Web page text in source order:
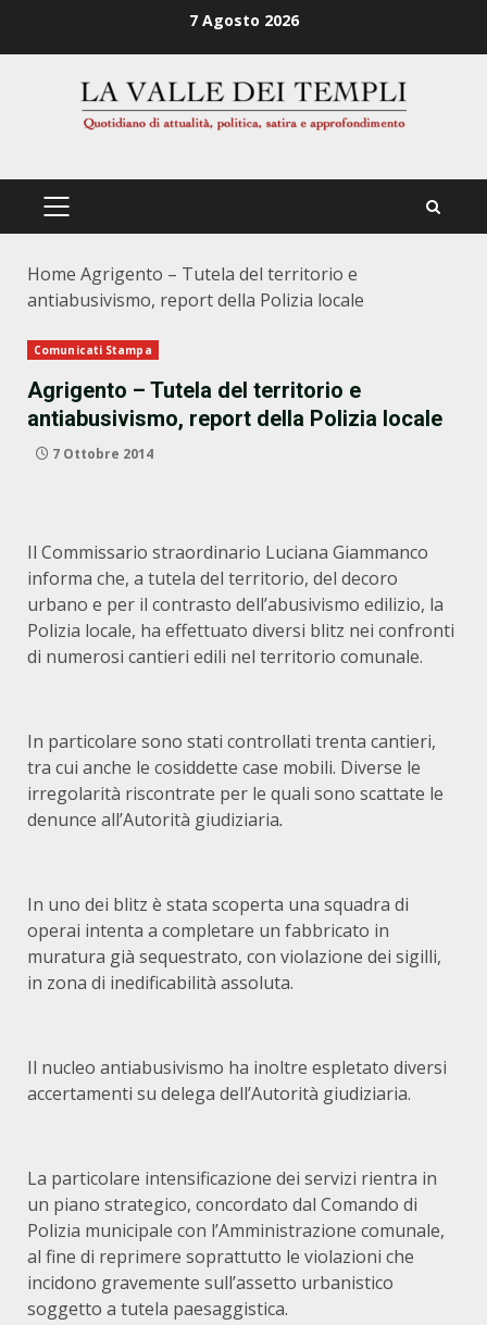
7 Agosto 2026
PRIMÄRES
Home Agrigento – Tutela del territorio e
antiabusivismo, report della Polizia locale
Comunicati Stampa
Agrigento – Tutela del territorio e
antiabusivismo, report della Polizia locale
7 Ottobre 2014
Il Commissario straordinario Luciana Giammanco
informa che, a tutela del territorio, del decoro
urbano e per il contrasto dell’abusivismo edilizio, la
Polizia locale, ha effettuato diversi blitz nei confronti
di numerosi cantieri edili nel territorio comunale.
In particolare sono stati controllati trenta cantieri,
tra cui anche le cosiddette case mobili. Diverse le
irregolarità riscontrate per le quali sono scattate le
denunce all’Autorità giudiziaria.
In uno dei blitz è stata scoperta una squadra di
operai intenta a completare un fabbricato in
muratura già sequestrato, con violazione dei sigilli,
in zona di inedificabilità assoluta.
Il nucleo antiabusivismo ha inoltre espletato diversi
accertamenti su delega dell’Autorità giudiziaria.
La particolare intensificazione dei servizi rientra in
un piano strategico, concordato dal Comando di
Polizia municipale con l’Amministrazione comunale,
al fine di reprimere soprattutto le violazioni che
incidono gravemente sull’assetto urbanistico
soggetto a tutela paesaggistica.